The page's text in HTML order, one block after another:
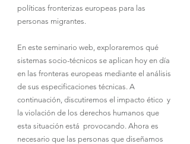
políticas fronterizas europeas para las
personas migrantes.
En este seminario web, exploraremos qué
sistemas socio-técnicos se aplican hoy en día
en las fronteras europeas mediante el análisis
de sus especificaciones técnicas. A
continuación, discutiremos el impacto ético  y
la violación de los derechos humanos que
esta situación está  provocando. Ahora es
necesario que las personas que diseñamos